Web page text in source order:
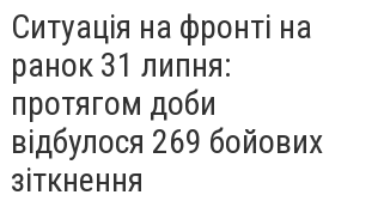
Ситуація на фронті на
ранок 31 липня:
протягом доби
відбулося 269 бойових
зіткнення